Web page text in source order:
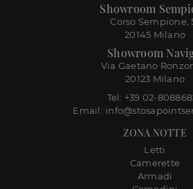
ZONA NOTTE
Letti
Camerette
Armadi
Showroom
Corso Sempione,
20145 Milano
Showroom
Via Gaetano
20123 Milano
Tel: +39 02-
Email: